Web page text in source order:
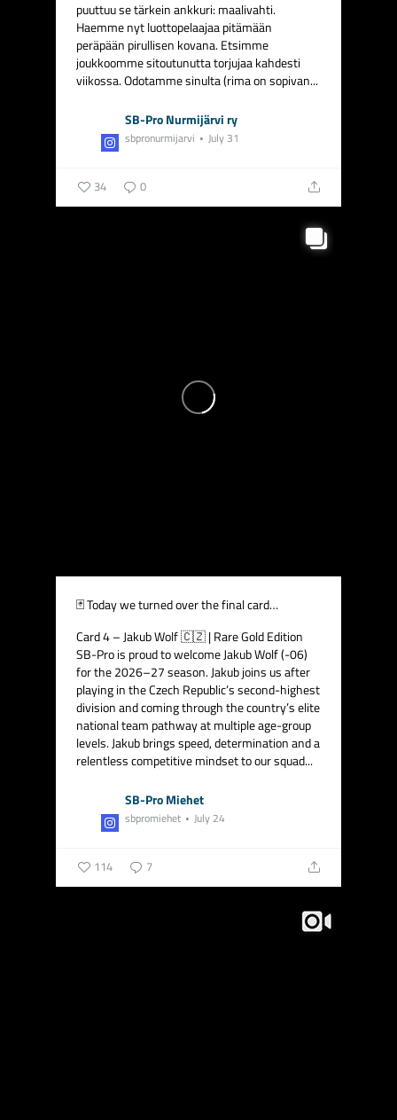
puuttuu se tärkein ankkuri: maalivahti.
Haemme nyt luottopelaajaa pitämään
peräpään pirullisen kovana. Etsimme
joukkoomme sitoutunutta torjujaa kahdesti
viikossa.Odotamme sinulta (rima on sopivan...
SB-Pro Nurmijärvi ry
sbpronurmijarvi July 31
34 0
🃏 Today we turned over the final card…
Card 4 – Jakub Wolf 🇨🇿 | Rare Gold Edition
SB-Pro is proud to welcome Jakub Wolf (-06)
for the 2026–27 season.Jakub joins us after
playing in the Czech Republic’s second-highest
division and coming through the country’s elite
national team pathway at multiple age-group
levels.Jakub brings speed, determination and a
relentless competitive mindset to our squad...
SB-Pro Miehet
sbpromiehet July 24
114 7